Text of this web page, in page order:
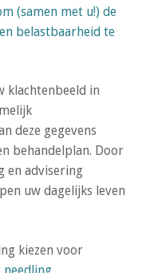
(samen met u!) de
belastbaarheid te
klachtenbeeld in
deze gegevens
behandelplan. Door
en advisering
uw dagelijks leven
kiezen voor